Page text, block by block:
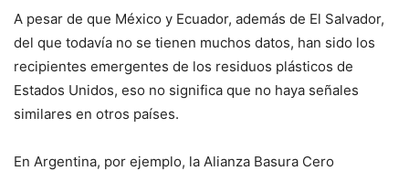
A pesar de que México y Ecuador, además de El Salvador,
del que todavía no se tienen muchos datos, han sido los
recipientes emergentes de los residuos plásticos de
Estados Unidos, eso no significa que no haya señales
similares en otros países.
En Argentina, por ejemplo, la Alianza Basura Cero